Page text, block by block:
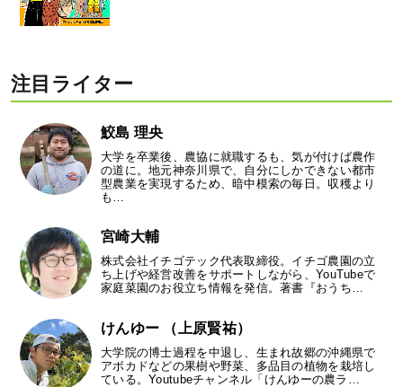
注目ライター
鮫島 理央
大学を卒業後、農協に就職するも、気が付けば農作
の道に。地元神奈川県で、自分にしかできない都市
型農業を実現するため、暗中模索の毎日。収穫より
も…
宮崎大輔
株式会社イチゴテック代表取締役。イチゴ農園の立
ち上げや経営改善をサポートしながら、YouTubeで
家庭菜園のお役立ち情報を発信。著書『おうち…
けんゆー （上原賢祐）
大学院の博士過程を中退し、生まれ故郷の沖縄県で
アボカドなどの果樹や野菜、多品目の植物を栽培し
ている。Youtubeチャンネル「けんゆーの農ラ…